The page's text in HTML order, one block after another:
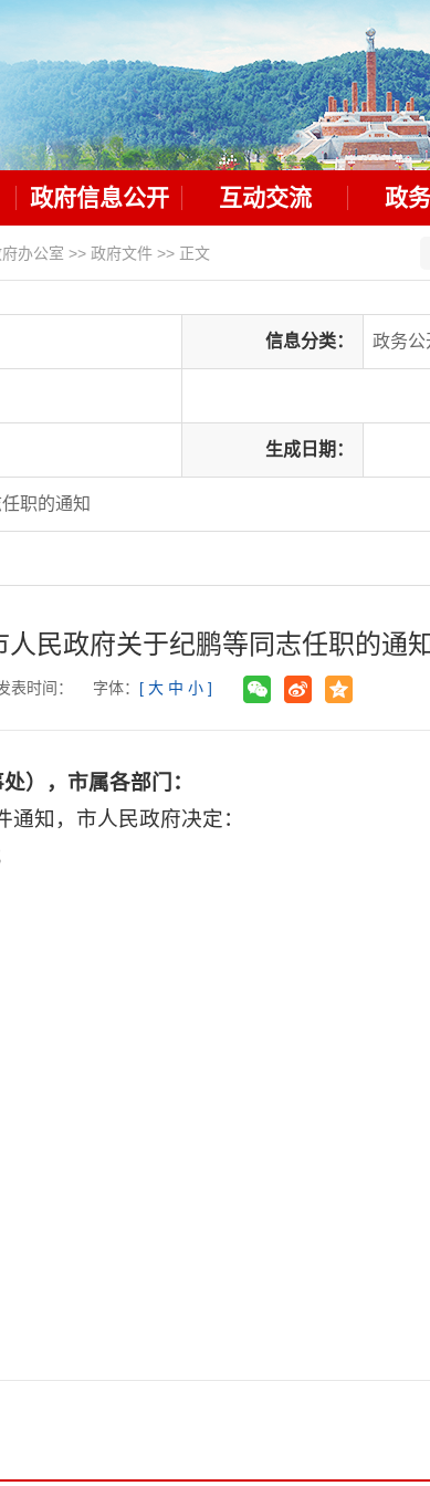
政府信息公开 互动交流 政
办公室 >> 政府文件 >> 正文
信息分类： 政务公
生成日期：
职的通知
人民政府关于纪鹏等同志任职的通
表时间： 字体： [ 大 中 小]
），市属各部门：
知，市人民政府决定：